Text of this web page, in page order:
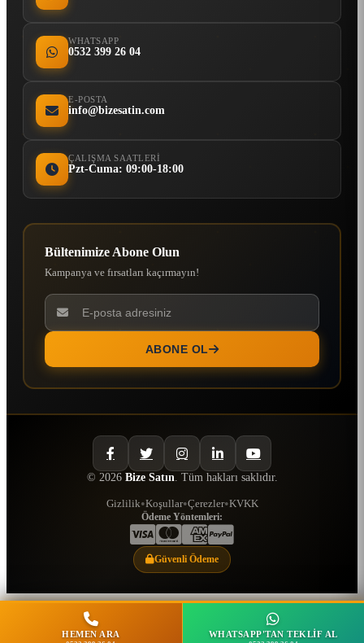
WHATSAPP
0532 399 26 04
E-POSTA
info@bizesatin.com
ÇALIŞMA SAATLERI
Pzt-Cuma: 09:00-18:00
Bültenimize Abone Olun
Kampanya ve fırsatları kaçırmayın!
ABONE OL
© 2026 Bize Satın . Tüm hakları saklıdır.
Gizlilik•Koşullar•Çerezler•KVKK
Ödeme Yöntemleri:
Güvenli Ödeme
HEMEN ARA WHATSAPP'TAN TEKLIF AL